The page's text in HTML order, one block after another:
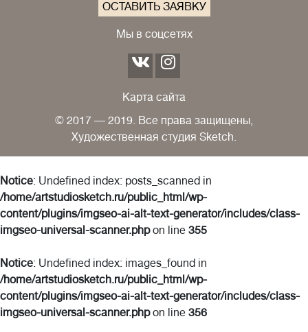
ОСТАВИТЬ ЗАЯВКУ
Мы в соцсетях
Карта сайта
© 2017 — 2019. Все права защищены,
Художественная студия Sketch.
Notice: Undefined index: posts_scanned in
/home/artstudiosketch.ru/public_html/wp-
content/plugins/imgseo-ai-alt-text-generator/includes/class-
imgseo-universal-scanner.phpon line 355
Notice: Undefined index: images_found in
/home/artstudiosketch.ru/public_html/wp-
content/plugins/imgseo-ai-alt-text-generator/includes/class-
imgseo-universal-scanner.phpon line 356